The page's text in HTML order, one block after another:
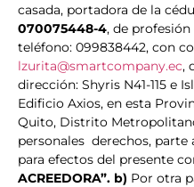
casada, portadora de la
070075448-4, de
teléfono: 099838442, con
lzurita@smartcompany.ec,
dirección: Shyris N41-115 e
Edificio Axios, en esta
Quito, Distrito
personales derechos,
para efectos del presente
ACREEDORA”. b) Por otra